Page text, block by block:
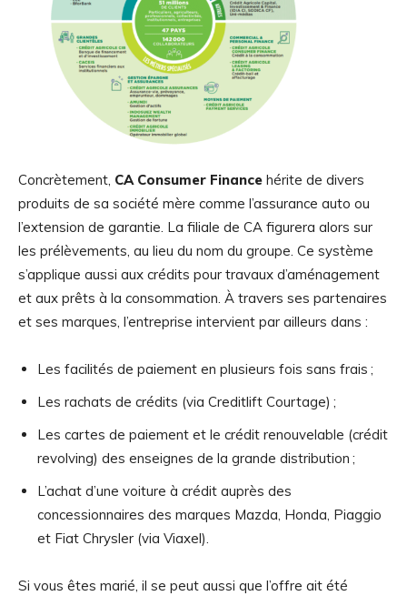
Concrètement, CA Consumer Finance hérite de divers
produits de sa société mère comme l’assurance auto ou
l’extension de garantie. La filiale de CA figurera alors sur
les prélèvements, au lieu du nom du groupe. Ce système
s’applique aussi aux crédits pour travaux d’aménagement
et aux prêts à la consommation. À travers ses partenaires
et ses marques, l’entreprise intervient par ailleurs dans :
Les facilités de paiement en plusieurs fois sans frais ;
Les rachats de crédits (via Creditlift Courtage) ;
Les cartes de paiement et le crédit renouvelable (crédit
revolving) des enseignes de la grande distribution ;
L’achat d’une voiture à crédit auprès des
concessionnaires des marques Mazda, Honda, Piaggio
et Fiat Chrysler (via Viaxel).
Si vous êtes marié, il se peut aussi que l’offre ait été